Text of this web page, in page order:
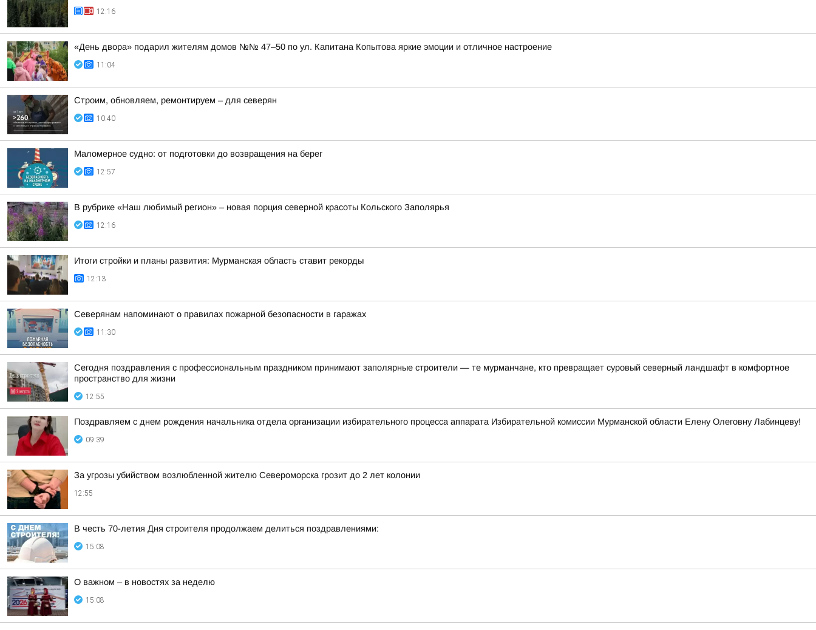
12:16
«День двора» подарил жителям домов №№ 47–50 по ул. Капитана Копытова яркие эмоции и отличное настроение
11:04
Строим, обновляем, ремонтируем – для северян
10:40
Маломерное судно: от подготовки до возвращения на берег
12:57
В рубрике «Наш любимый регион» – новая порция северной красоты Кольского Заполярья
12:16
Итоги стройки и планы развития: Мурманская область ставит рекорды
12:13
Северянам напоминают о правилах пожарной безопасности в гаражах
11:30
Сегодня поздравления с профессиональным праздником принимают заполярные строители — те мурманчане, кто превращает суровый северный ландшафт в комфортное
пространство для жизни
12:55
Поздравляем с днем рождения начальника отдела организации избирательного процесса аппарата Избирательной комиссии Мурманской области Елену Олеговну Лабинцеву!
09:39
За угрозы убийством возлюбленной жителю Североморска грозит до 2 лет колонии
12:55
В честь 70-летия Дня строителя продолжаем делиться поздравлениями:
15:08
О важном – в новостях за неделю
15:08